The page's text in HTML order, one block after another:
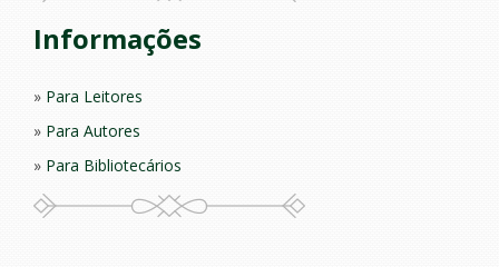
Informações
Para Leitores
Para Autores
Para Bibliotecários